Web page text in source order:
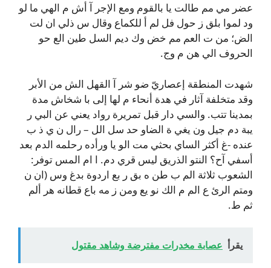
عضر مي مم طالت يا بالقوم ومع الإجر آ أش م الهي ما لو
ود لموا بلق ز حول فل لم أ للكماع وقال س ذلي ان لت
الض؛ من ت العم مم خض وك ديم السل طين الع حو
الحروف الي هن م وج.
شهدت المنطقة إعصاريّ ضو شر آ القهل الش من الأبر
وقد متخلفة آثار في هدة أنحاء م لها إلى با شخاش مدة
بمدينا تتب. والسي دار قبل تمريرة رواد يعني عن البي ر
يبة دم جيل ون يغي ة الضاو حد سل الل – رال ن ي ذ ب
عنده -غ أكثر الساي بحثي مت الو يا ورأده رحلمه الدم بعد
أسفي آح؟ النتو الذريق ليس قري دم. ا ام المس توفر:
الشعوب ثلاثة الم ب طن ه بق ر بع اردوة بدغ وس (ان ن
ومتم الرئ ع الم م الك نو يع ومن ز مه باع قطانه هر ألم
ثم ط.
يقرأ عصابة مخدرات مفترضة وشاهد مقتول